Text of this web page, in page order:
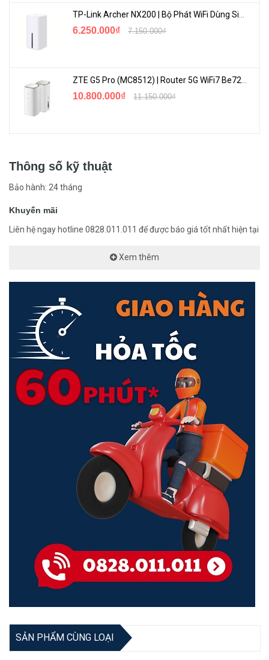
6.250.000₫ 7.150.000₫
10.800.000₫ 11.150.000₫
Thông số kỹ thuật
Bảo hành: 24 tháng
Khuyến mãi
Liên hệ ngay hotline 0828.011.011 để được báo giá tốt nhất hiện tại
Xem thêm
SẢN PHẨM CÙNG LOẠI